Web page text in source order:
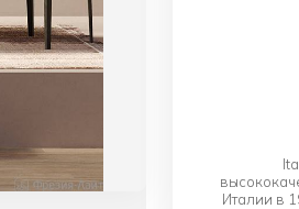
Эти
Италии в